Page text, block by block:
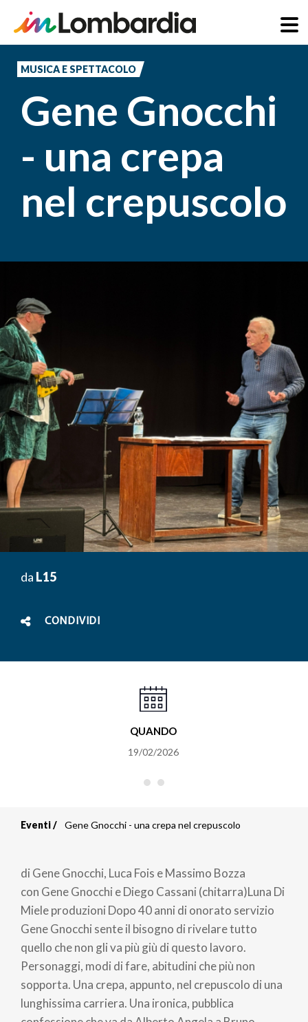
principale
MUSICA E SPETTACOLO
Gene Gnocchi
- una crepa
nel crepuscolo
da L15
CONDIVIDI
QUANDO
19/02/2026
di
pane
Eventi Gene Gnocchi - una crepa nel crepuscolo
di Gene Gnocchi, Luca Fois e Massimo Bozza
con Gene Gnocchi e Diego Cassani (chitarra)Luna Di
Miele produzioni Dopo 40 anni di onorato servizio
Gene Gnocchi sente il bisogno di rivelare tutto
quello che non gli va più giù di questo lavoro.
Personaggi, modi di fare, abitudini che più non
sopporta. Una crepa, appunto, nel crepuscolo di una
lunghissima carriera. Una ironica, pubblica